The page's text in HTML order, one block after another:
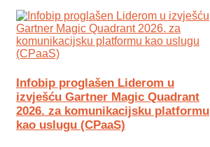
Infobip proglašen Liderom u
izvješću Gartner Magic Quadrant
2026. za komunikacijsku platformu
kao uslugu (CPaaS)